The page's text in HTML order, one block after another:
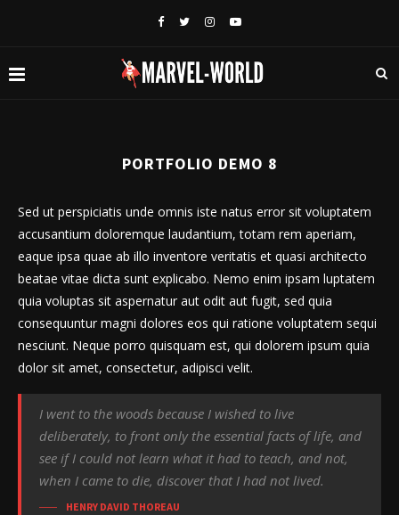
PORTFOLIO DEMO 8
Sed ut perspiciatis unde omnis iste natus error sit voluptatem
accusantium doloremque laudantium, totam rem aperiam,
eaque ipsa quae ab illo inventore veritatis et quasi architecto
beatae vitae dicta sunt explicabo. Nemo enim ipsam luptatem
quia voluptas sit aspernatur aut odit aut fugit, sed quia
consequuntur magni dolores eos qui ratione voluptatem sequi
nesciunt. Neque porro quisquam est, qui dolorem ipsum quia
dolor sit amet, consectetur, adipisci velit.
I went to the woods because I wished to live
deliberately, to front only the essential facts of life, and
see if I could not learn what it had to teach, and not,
when I came to die, discover that I had not lived.
HENRY DAVID THOREAU